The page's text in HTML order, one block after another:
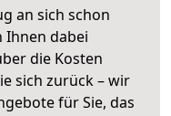
an sich schon
Ihnen dabei
die Kosten
sich zurück – wir
für Sie, das